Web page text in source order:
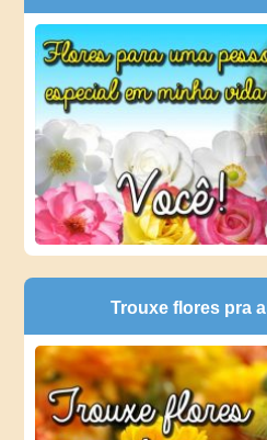
Trouxe flores pra